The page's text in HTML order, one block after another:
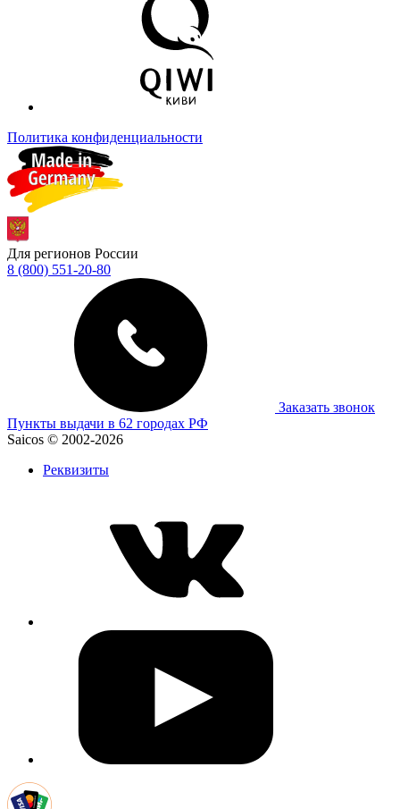
Политика конфиденциальности
Для регионов России
8 (800) 551-20-80
Заказать звонок
Пункты выдачи в 62 городах РФ
Saicos © 2002-2026
Реквизиты